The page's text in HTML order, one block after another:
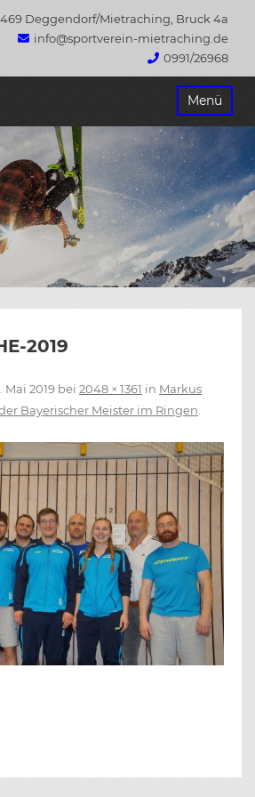
Deggendorf/Mietraching, Bruck 4a
info@sportverein-mietraching.de
0991/26968
Menü
2019
Mai 2019 bei 2048 × 1361 in Markus
Bayerischer Meister im Ringen